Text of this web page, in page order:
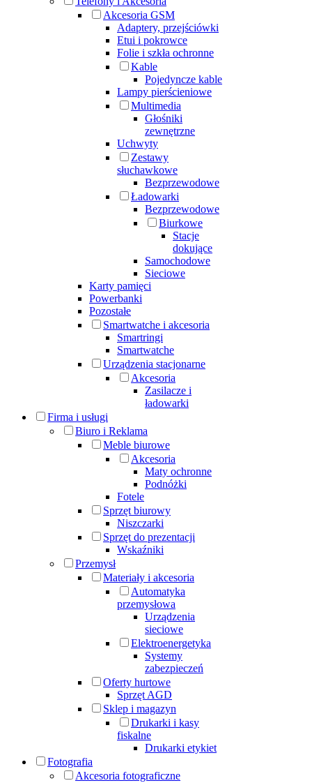
Akcesoria GSM
Adaptery, przejściówki
Etui i pokrowce
Folie i szkła ochronne
Kable
Pojedyncze kable
Lampy pierścieniowe
Multimedia
Głośniki
zewnętrzne
Uchwyty
Zestawy
słuchawkowe
Bezprzewodowe
Ładowarki
Bezprzewodowe
Biurkowe
Stacje
dokujące
Samochodowe
Sieciowe
Karty pamięci
Powerbanki
Pozostałe
Smartwatche i akcesoria
Smartringi
Smartwatche
Urządzenia stacjonarne
Akcesoria
Zasilacze i
ładowarki
Firma i usługi
Biuro i Reklama
Meble biurowe
Akcesoria
Maty ochronne
Podnóżki
Fotele
Sprzęt biurowy
Niszczarki
Sprzęt do prezentacji
Wskaźniki
Przemysł
Materiały i akcesoria
Automatyka
przemysłowa
Urządzenia
sieciowe
Elektroenergetyka
Systemy
zabezpieczeń
Oferty hurtowe
Sprzęt AGD
Sklep i magazyn
Drukarki i kasy
fiskalne
Drukarki etykiet
Fotografia
Akcesoria fotograficzne